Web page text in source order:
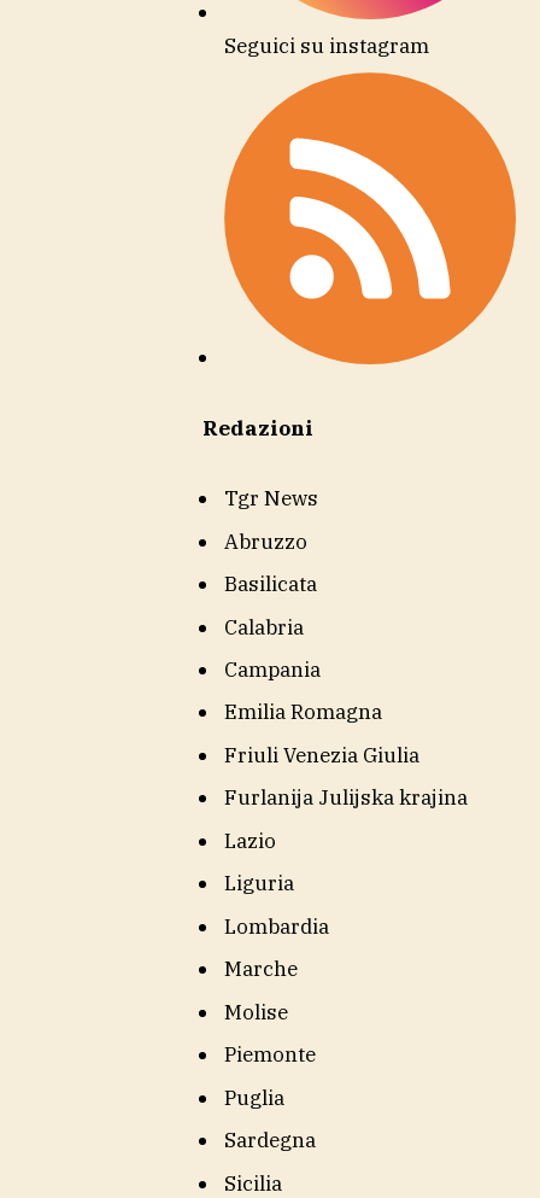
Seguici su instagram
Redazioni
Tgr News
Abruzzo
Basilicata
Calabria
Campania
Emilia Romagna
Friuli Venezia Giulia
Furlanija Julijska krajina
Lazio
Liguria
Lombardia
Marche
Molise
Piemonte
Puglia
Sardegna
Sicilia